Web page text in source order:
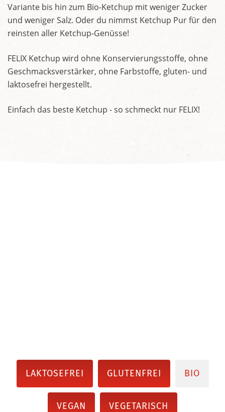
Variante bis hin zum Bio-Ketchup mit weniger Zucker
und weniger Salz. Oder du nimmst Ketchup Pur für den
reinsten aller Ketchup-Genüsse!
FELIX Ketchup wird ohne Konservierungsstoffe, ohne
Geschmacksverstärker, ohne Farbstoffe, gluten- und
laktosefrei hergestellt.
Einfach das beste Ketchup - so schmeckt nur FELIX!
LAKTOSEFREI GLUTENFREI BIO
VEGAN VEGETARISCH